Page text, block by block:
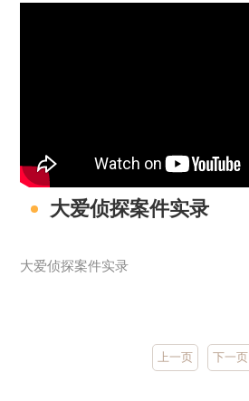
大爱侦探案件实录
大爱侦探案件实录
上一页 下一页